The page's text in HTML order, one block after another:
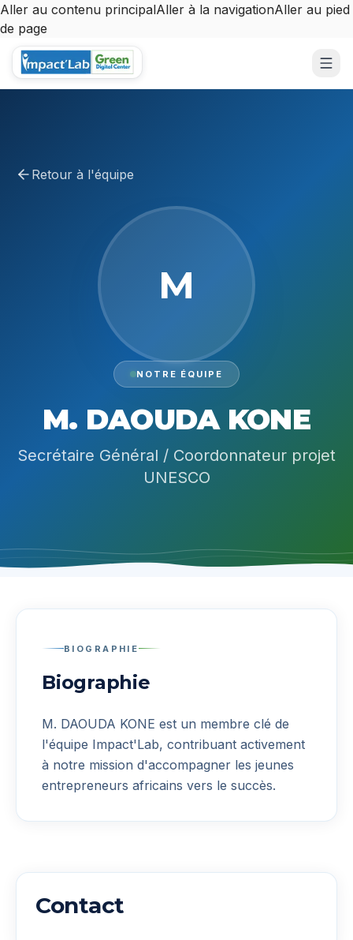
Aller au contenu principalAller à la navigationAller au pied
de page
Aller au contenu principal
Retour à l'équipe
M
NOTRE ÉQUIPE
M. DAOUDA KONE
Secrétaire Général / Coordonnateur projet
UNESCO
BIOGRAPHIE
Biographie
M. DAOUDA KONE est un membre clé de
l'équipe Impact'Lab, contribuant activement
à notre mission d'accompagner les jeunes
entrepreneurs africains vers le succès.
Contact